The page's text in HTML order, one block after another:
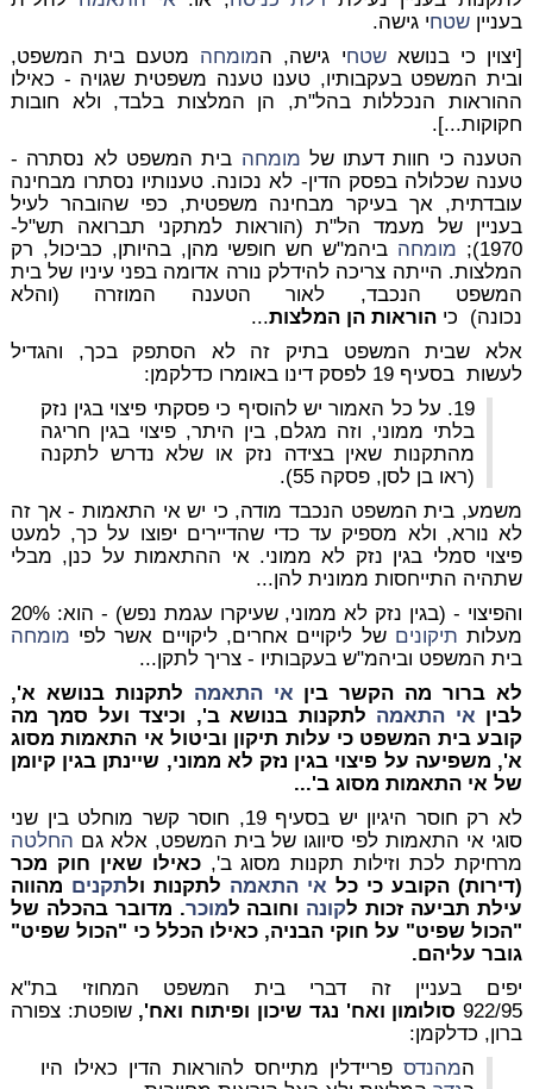
בעניין שטחי גישה.
[יצוין כי בנושאשטחי גישה, המומחה מטעם בית המשפט,
ובית המשפט בעקבותיו, טענו טענה משפטית שגויה - כאילו
ההוראות הנכללות בהל"ת, הן המלצות בלבד, ולא חובות
חקוקות...].
הטענה כי חוות דעתו של מומחה בית המשפט לא נסתרה -
טענה שכלולה בפסק הדין- לא נכונה. טענותיו נסתרו מבחינה
עובדתית, אך בעיקר מבחינה משפטית, כפי שהובהר לעיל
בעניין של מעמד הל"ת (הוראות למתקני תברואה תש"ל-
1970);
מומחה ביהמ"ש חש חופשי מהן, בהיותן, כביכול, רק
המלצות. הייתה צריכה להידלק נורה אדומה בפני עיניו של בית
המשפט הנכבד, לאור הטענה המוזרה (והלא
נכונה) כי הוראות הן המלצות...
אלא שבית המשפט בתיק זה לא הסתפק בכך, והגדיל
לעשות בסעיף 19 לפסק דינו באומרו כדלקמן:
19. על כל האמור יש להוסיף כי פסקתי פיצוי בגין נזק
בלתי ממוני, וזה מגלם, בין היתר, פיצוי בגין חריגה
מהתקנות שאין בצידה נזק או שלא נדרש לתקנה
(ראו בן לסן, פסקה 55).
משמע, בית המשפט הנכבד מודה, כי יש אי התאמות - אך זה
לא נורא, ולא מספיק עד כדי שהדיירים יפוצו על כך, למעט
פיצוי סמלי בגין נזק לא ממוני. אי ההתאמות על כנן, מבלי
שתהיה התייחסות ממונית להן...
והפיצוי - (בגין נזק לא ממוני, שעיקרו עגמת נפש) - הוא: 20%
מעלות תיקונים של ליקויים אחרים, ליקויים אשר לפי מומחה
בית המשפט וביהמ"ש בעקבותיו - צריך לתקן...
לא ברור מה הקשר בין אי התאמה לתקנות בנושא א',
לבין אי התאמה לתקנות בנושא ב', וכיצד ועל סמך מה
קובע בית המשפט כי עלות תיקון וביטול אי התאמות מסוג
א', משפיעה על פיצוי בגין נזק לא ממוני, שיינתן בגין קיומן
של אי התאמות מסוג ב'...
לא רק חוסר היגיון יש בסעיף 19, חוסר קשר מוחלט בין שני
סוגי אי התאמות לפי סיווגו של בית המשפט, אלא גם החלטה
מרחיקת לכת וזילות תקנות מסוג ב',כאילו שאין חוק מכר
(דירות) הקובע כי כל אי התאמה לתקנות ולתקנים מהווה
עילת תביעה זכות לקונה וחובה למוכר. מדובר בהכלה של
"הכול שפיט" על חוקי הבניה, כאילו הכלל כי "הכול שפיט"
גובר עליהם.
יפים בעניין זה דברי בית המשפט המחוזי בת"א
922/95 סולומון ואח' נגד שיכון ופיתוח ואח',שופטת: צפורה
ברון, כדלקמן:
המהנדספריידלין מתייחס להוראות הדין כאילו היו